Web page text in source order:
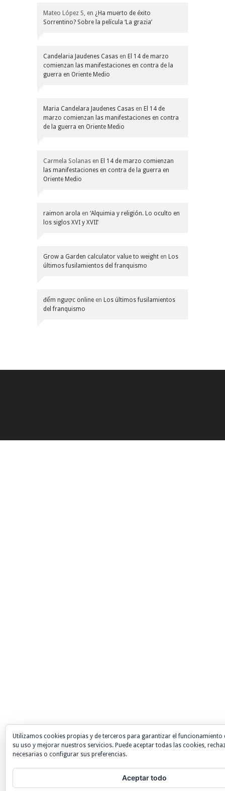
Mateo López S, en ¿Ha muerto de éxito
Sorrentino? Sobre la película ‘La grazia’
Candelaria Jaudenes Casas en El 14 de marzo
comienzan las manifestaciones en contra de la
guerra en Oriente Medio
Maria Candelara Jaudenes Casas en El 14 de
marzo comienzan las manifestaciones en contra
de la guerra en Oriente Medio
Carmela Solanas en El 14 de marzo comienzan
las manifestaciones en contra de la guerra en
Oriente Medio
raimon arola en ‘Alquimia y religión. Lo oculto en
los siglos XVI y XVII’
Grow a Garden calculator value to weight en Los
últimos fusilamientos del franquismo
đếm ngược online en Los últimos fusilamientos
del franquismo
Utilizamos cookies propias y de terceros para garantizar el funcionamiento
su uso y mejorar nuestros servicios. Puede aceptar todas las cookies,
necesarias o configurar sus preferencias.
Aceptar todo